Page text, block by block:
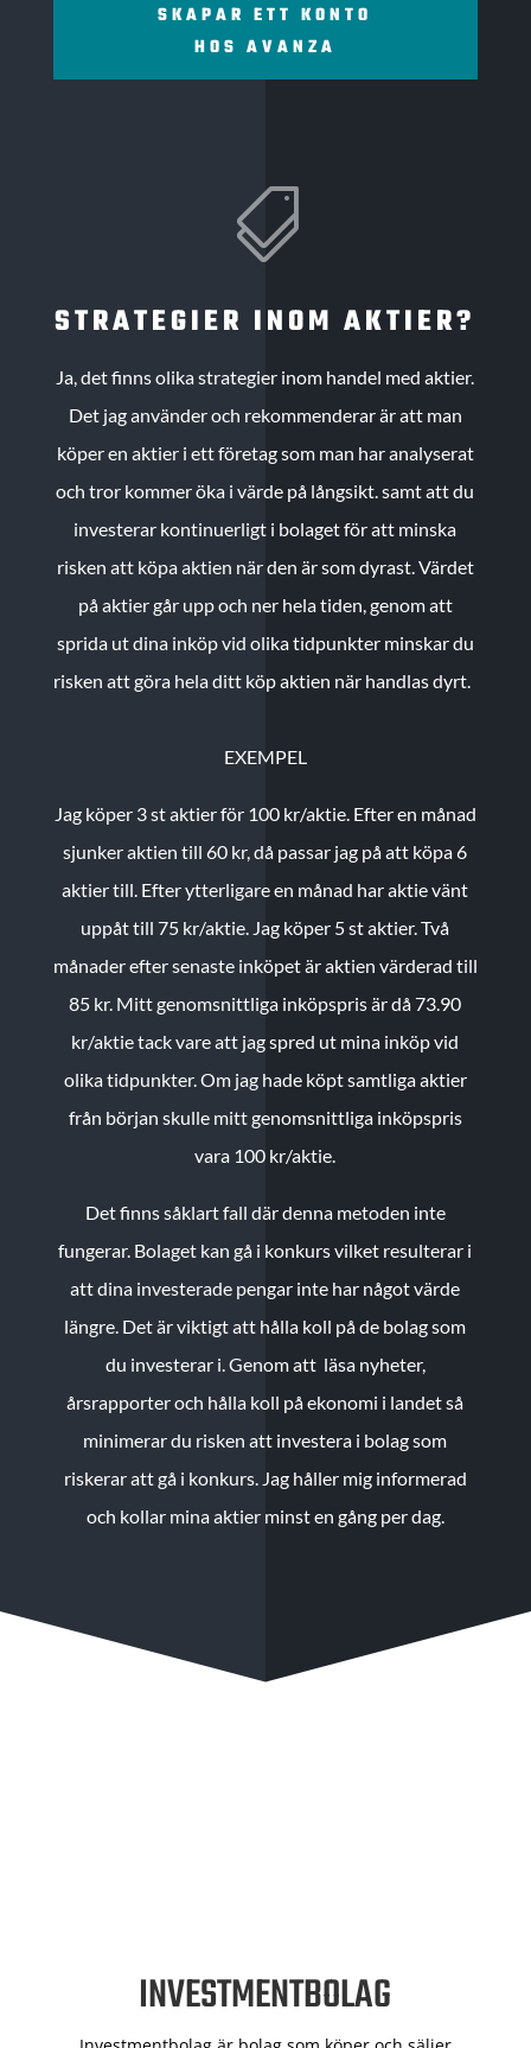
SKAPAR ETT KONTO
HOS AVANZA

STRATEGIER INOM AKTIER?
Ja, det finns olika strategier inom handel med aktier.
Det jag använder och rekommenderar är att man
köper en aktier i ett företag som man har analyserat
och tror kommer öka i värde på långsikt. samt att du
investerar kontinuerligt i bolaget för att minska
risken att köpa aktien när den är som dyrast. Värdet
på aktier går upp och ner hela tiden, genom att
sprida ut dina inköp vid olika tidpunkter minskar du
risken att göra hela ditt köp aktien när handlas dyrt.
EXEMPEL
Jag köper 3 st aktier för 100 kr/aktie. Efter en månad
sjunker aktien till 60 kr, då passar jag på att köpa 6
aktier till. Efter ytterligare en månad har aktie vänt
uppåt till 75 kr/aktie. Jag köper 5 st aktier.Två
månader efter senaste inköpet är aktien värderad till
85 kr. Mitt genomsnittliga inköpspris är då 73.90
kr/aktie tack vare att jag spred ut mina inköp vid
olika tidpunkter. Om jag hade köpt samtliga aktier
från början skulle mitt genomsnittliga inköpspris
vara 100 kr/aktie.
Det finns såklart fall där denna metoden inte
fungerar. Bolaget kan gå i konkurs vilket resulterar i
att dina investerade pengar inte har något värde
längre. Det är viktigt att hålla koll på de bolag som
du investerar i. Genom att läsa nyheter,
årsrapporter och hålla koll på ekonomi i landet så
minimerar du risken att investera i bolag som
riskerar att gå i konkurs. Jag håller mig informerad
och kollar mina aktier minst en gång per dag.
INVESTMENTBOLAG